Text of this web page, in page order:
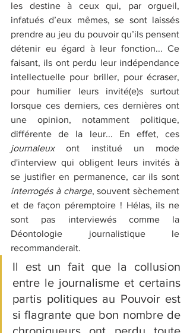
les destine à ceux qui, par orgueil,
infatués d’eux mêmes, se sont laissés
prendre au jeu du pouvoir qu’ils pensent
détenir eu égard à leur fonction... Ce
faisant, ils ont perdu leur indépendance
intellectuelle pour briller, pour écraser,
pour humilier leurs invité(e)s surtout
lorsque ces derniers, ces dernières ont
une opinion, notamment politique,
journaleux ont institué un mode
d'interview qui obligent leurs invités à
interrogés à charge, souvent sèchement
et de façon péremptoire ! Hélas, ils ne
sont pas interviewés comme la
Déontologie journalistique le
recommanderait.
Il est un fait que la collusion
entre le journalisme et certains
partis politiques au Pouvoir est
si flagrante que bon nombre de